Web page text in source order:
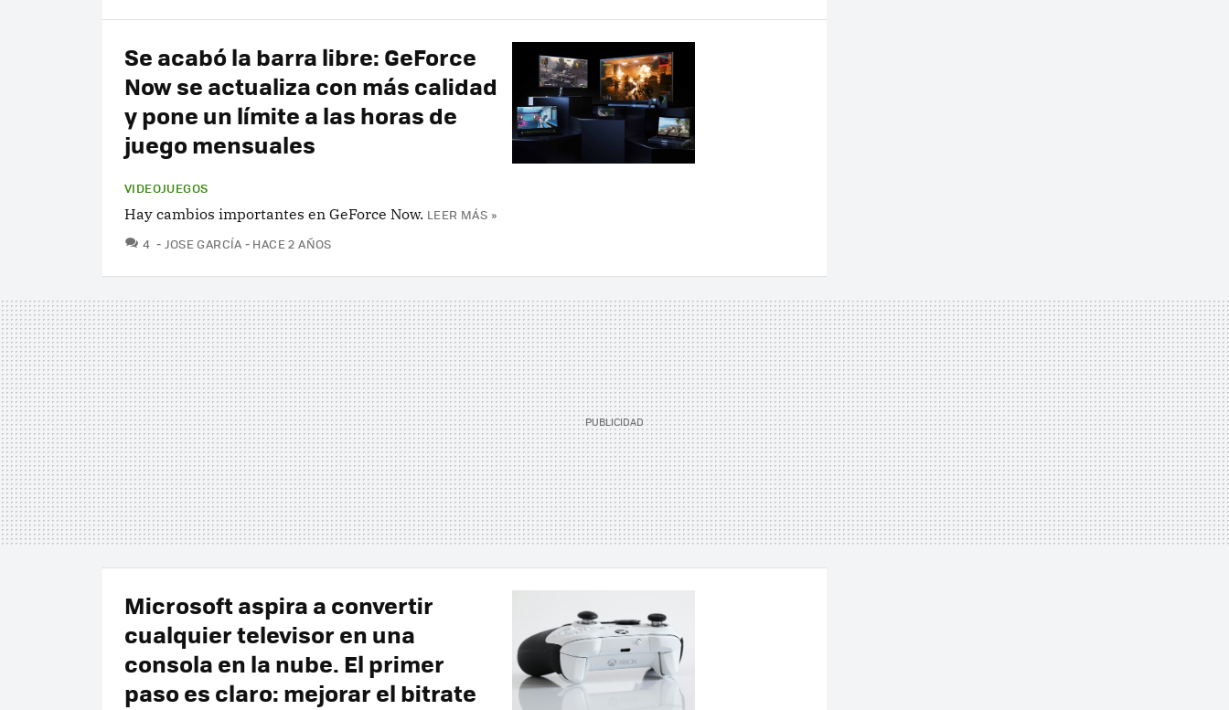
Se acabó la barra libre: GeForce
Now se actualiza con más calidad
y pone un límite a las horas de
juego mensuales
VIDEOJUEGOS
Hay cambios importantes en GeForce Now. LEER MÁS »
4 COMENTARIOS
JOSE GARCÍA HACE 2 AÑOS
Microsoft aspira a convertir
cualquier televisor en una
consola en la nube. El primer
paso es claro: mejorar el bitrate